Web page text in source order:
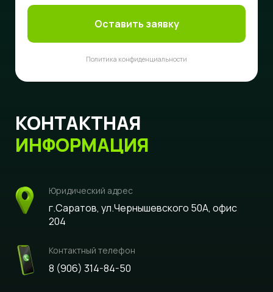
Оставить заявку
Политика конфиденциальности
КОНТАКТНАЯ
ИНФОРМАЦИЯ
Юридический адрес
г.Саратов, ул.Чернышевского 50А, офис
204
Контактный телефон
8 (906) 314-84-50